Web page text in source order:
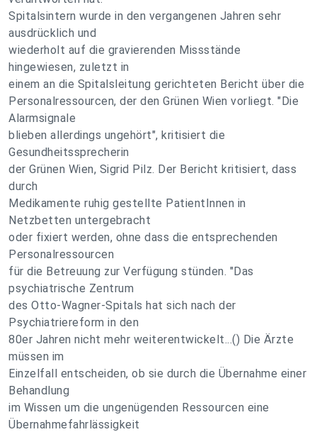
Spitalsintern wurde in den vergangenen Jahren sehr
ausdrücklich und
wiederholt auf die gravierenden Missstände
hingewiesen, zuletzt in
einem an die Spitalsleitung gerichteten Bericht über die
Personalressourcen, der den Grünen Wien vorliegt. "Die
Alarmsignale
blieben allerdings ungehört", kritisiert die
Gesundheitssprecherin
der Grünen Wien, Sigrid Pilz. Der Bericht kritisiert, dass
durch
Medikamente ruhig gestellte PatientInnen in
Netzbetten untergebracht
oder fixiert werden, ohne dass die entsprechenden
Personalressourcen
für die Betreuung zur Verfügung stünden. "Das
psychiatrische Zentrum
des Otto-Wagner-Spitals hat sich nach der
Psychiatriereform in den
80er Jahren nicht mehr weiterentwickelt...() Die Ärzte
müssen im
Einzelfall entscheiden, ob sie durch die Übernahme einer
Behandlung
im Wissen um die ungenügenden Ressourcen eine
Übernahmefahrlässigkeit